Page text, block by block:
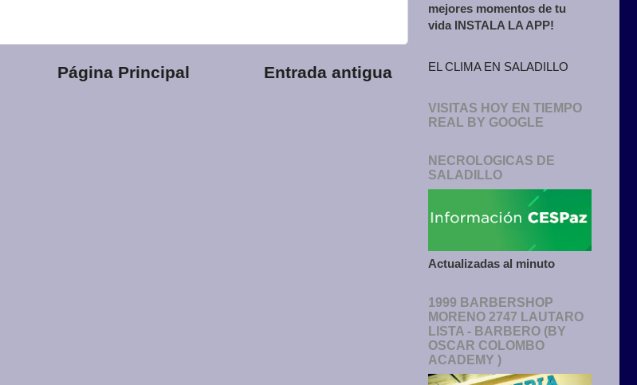
Entrada antigua
Página Principal
mejores momentos de tu
vida INSTALA LA APP!
EL CLIMA EN SALADILLO
VISITAS HOY EN TIEMPO
REAL BY GOOGLE
NECROLOGICAS DE
SALADILLO
Actualizadas al minuto
1999 BARBERSHOP
MORENO 2747 LAUTARO
LISTA - BARBERO (BY
OSCAR COLOMBO
ACADEMY )